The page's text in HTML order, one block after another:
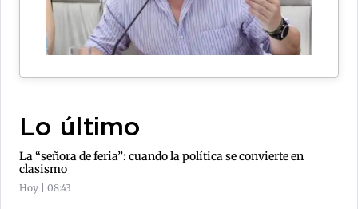
Lo último
La “señora de feria”: cuando la política se convierte en
clasismo
Hoy | 08:43